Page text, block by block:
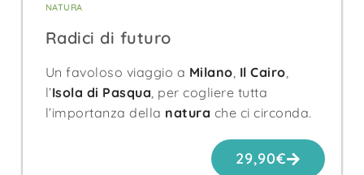
NATURA
Radici di futuro
Un favoloso viaggio a Milano Il Cairo
l’Isola di Pasqua , per cogliere tutta
l’importanza della natura che ci circonda.
29,90€